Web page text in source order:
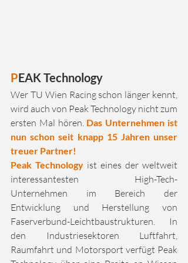
PEAK Technology
Wer TU Wien Racing schon länger kennt,
wird auch von Peak Technology nicht zum
ersten Mal hören. Das Unternehmen ist
nun schon seit knapp 15 Jahren unser
treuer Partner!
Peak Technology ist eines der weltweit
interessantesten High-Tech-
Unternehmen im Bereich der
Entwicklung und Herstellung von
Faserverbund-Leichtbaustrukturen. In
den Industriesektoren Luftfahrt,
Raumfahrt und Motorsport verfügt Peak